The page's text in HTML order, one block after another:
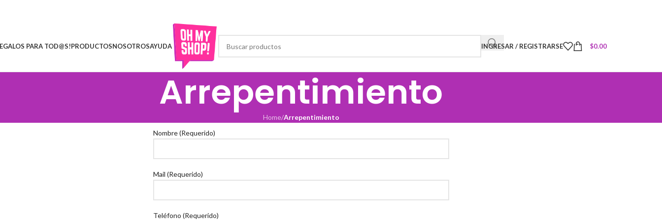
PARA TOD@S!PRODUCTOSNOSOTROSAYUDA INGRESAR / REGISTRARSE $0.00
Arrepentimiento
Home/Arrepentimiento
Nombre (Requerido)
Mail (Requerido)
Teléfono (Requerido)